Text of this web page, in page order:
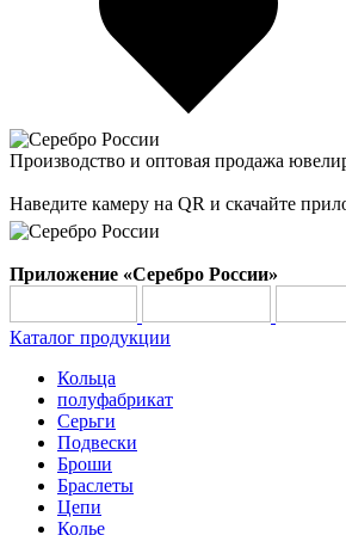
Производство и оптовая продажа
Наведите камеру на QR и скачайте
Приложение «Серебро России»
Каталог продукции
Кольца
полуфабрикат
Серьги
Подвески
Броши
Браслеты
Цепи
Колье